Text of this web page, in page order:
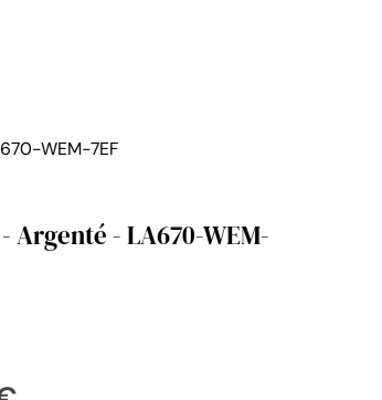
WEM-7EF
Argenté - LA670-WEM-